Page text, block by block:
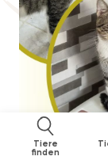
Tiere
finden